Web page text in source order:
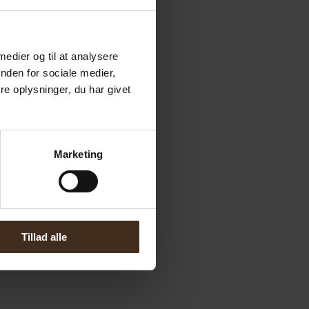
og til at analysere
for sociale medier,
oplysninger, du har givet
Marketing
Tillad alle